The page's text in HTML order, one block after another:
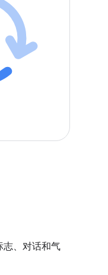
志、对话和气